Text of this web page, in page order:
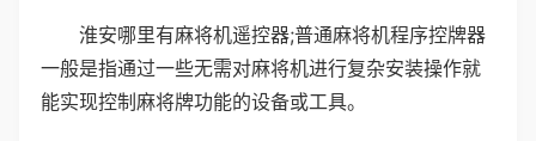
淮安哪里有麻将机遥控器;普通麻将机程序控牌器
一般是指通过一些无需对麻将机进行复杂安装操作就
能实现控制麻将牌功能的设备或工具。